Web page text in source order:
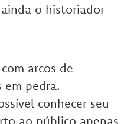
o historiador
arcos de
em pedra.
conhecer seu
ao público apenas